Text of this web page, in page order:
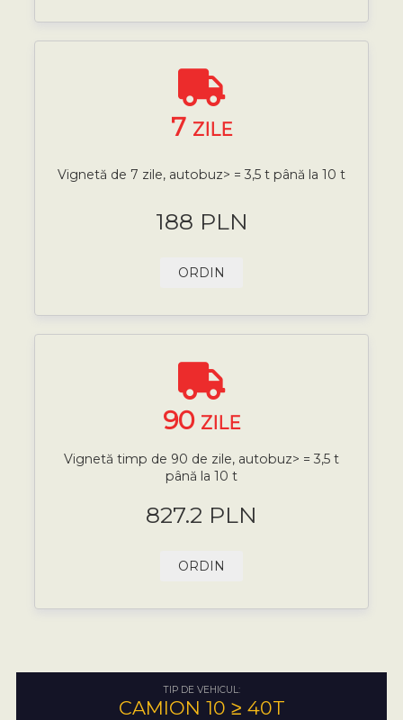
7 ZILE
Vignetă de 7 zile, autobuz> = 3,5 t până la 10 t
188 PLN
ORDIN
90 ZILE
Vignetă timp de 90 de zile, autobuz> = 3,5 t
până la 10 t
827.2 PLN
ORDIN
TIP DE VEHICUL:
CAMION 10 ≥ 40T